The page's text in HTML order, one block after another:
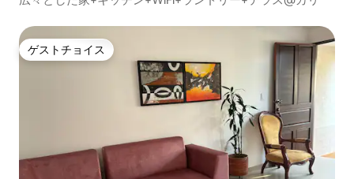
ゲストチョイス
ゲストチョイス